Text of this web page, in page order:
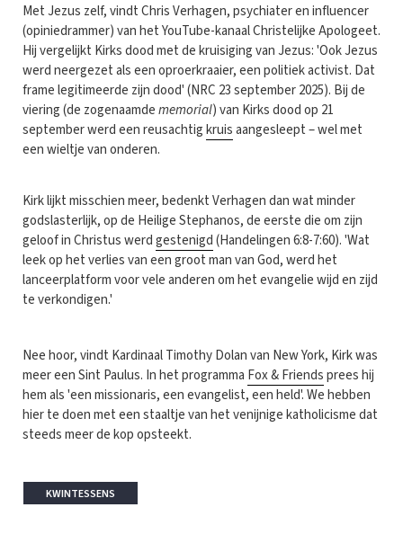
Met Jezus zelf, vindt Chris Verhagen, psychiater en influencer
(opiniedrammer) van het YouTube-kanaal Christelijke Apologeet.
Hij vergelijkt Kirks dood met de kruisiging van Jezus: 'Ook Jezus
werd neergezet als een oproerkraaier, een politiek activist. Dat
frame legitimeerde zijn dood' (NRC 23 september 2025). Bij de
viering (de zogenaamdememorial) van Kirks dood op 21
september werd een reusachtigkruisaangesleept – wel met
een wieltje van onderen.
Kirk lijkt misschien meer, bedenkt Verhagen dan wat minder
godslasterlijk, op de Heilige Stephanos, de eerste die om zijn
geloof in Christus werdgestenigd(Handelingen 6:8-7:60). 'Wat
leek op het verlies van een groot man van God, werd het
lanceerplatform voor vele anderen om het evangelie wijd en zijd
te verkondigen.'
Nee hoor, vindt Kardinaal Timothy Dolan van New York, Kirk was
meer een Sint Paulus. In het programma Fox & Friendsprees hij
hem als 'een missionaris, een evangelist, een held'. We hebben
hier te doen met een staaltje van het venijnige katholicisme dat
steeds meer de kop opsteekt.
KWINTESSENS